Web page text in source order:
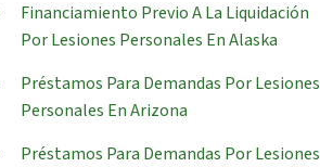
Financiamiento Previo A La Liquidación
Por Lesiones Personales En Alaska
Préstamos Para Demandas Por Lesiones
Personales En Arizona
Préstamos Para Demandas Por Lesiones